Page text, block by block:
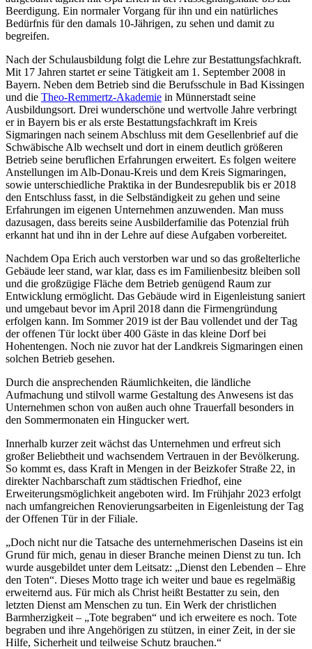
Beerdigung. Ein normaler Vorgang für ihn und ein natürliches
Bedürfnis für den damals 10-Jährigen, zu sehen und damit zu
begreifen.
Nach der Schulausbildung folgt die Lehre zur Bestattungsfachkraft.
Mit 17 Jahren startet er seine Tätigkeit am 1. September 2008 in
Bayern. Neben dem Betrieb sind die Berufsschule in Bad Kissingen
und die Theo-Remmertz-Akademie in Münnerstadt seine
Ausbildungsort. Drei wunderschöne und wertvolle Jahre verbringt
er in Bayern bis er als erste Bestattungsfachkraft im Kreis
Sigmaringen nach seinem Abschluss mit dem Gesellenbrief auf die
Schwäbische Alb wechselt und dort in einem deutlich größeren
Betrieb seine beruflichen Erfahrungen erweitert. Es folgen weitere
Anstellungen im Alb-Donau-Kreis und dem Kreis Sigmaringen,
sowie unterschiedliche Praktika in der Bundesrepublik bis er 2018
den Entschluss fasst, in die Selbständigkeit zu gehen und seine
Erfahrungen im eigenen Unternehmen anzuwenden. Man muss
dazusagen, dass bereits seine Ausbilderfamilie das Potenzial früh
erkannt hat und ihn in der Lehre auf diese Aufgaben vorbereitet.
Nachdem Opa Erich auch verstorben war und so das großelterliche
Gebäude leer stand, war klar, dass es im Familienbesitz bleiben soll
und die großzügige Fläche dem Betrieb genügend Raum zur
Entwicklung ermöglicht. Das Gebäude wird in Eigenleistung saniert
und umgebaut bevor im April 2018 dann die Firmengründung
erfolgen kann. Im Sommer 2019 ist der Bau vollendet und der Tag
der offenen Tür lockt über 400 Gäste in das kleine Dorf bei
Hohentengen. Noch nie zuvor hat der Landkreis Sigmaringen einen
solchen Betrieb gesehen.
Durch die ansprechenden Räumlichkeiten, die ländliche
Aufmachung und stilvoll warme Gestaltung des Anwesens ist das
Unternehmen schon von außen auch ohne Trauerfall besonders in
den Sommermonaten ein Hingucker wert.
Innerhalb kurzer zeit wächst das Unternehmen und erfreut sich
großer Beliebtheit und wachsendem Vertrauen in der Bevölkerung.
So kommt es, dass Kraft in Mengen in der Beizkofer Straße 22, in
direkter Nachbarschaft zum städtischen Friedhof, eine
Erweiterungsmöglichkeit angeboten wird. Im Frühjahr 2023 erfolgt
nach umfangreichen Renovierungsarbeiten in Eigenleistung der Tag
der Offenen Tür in der Filiale.
„Doch nicht nur die Tatsache des unternehmerischen Daseins ist ein
Grund für mich, genau in dieser Branche meinen Dienst zu tun. Ich
wurde ausgebildet unter dem Leitsatz: „Dienst den Lebenden – Ehre
den Toten“. Dieses Motto trage ich weiter und baue es regelmäßig
erweiternd aus. Für mich als Christ heißt Bestatter zu sein, den
letzten Dienst am Menschen zu tun. Ein Werk der christlichen
Barmherzigkeit – „Tote begraben“ und ich erweitere es noch. Tote
begraben und ihre Angehörigen zu stützen, in einer Zeit, in der sie
Hilfe, Sicherheit und teilweise Schutz brauchen.“